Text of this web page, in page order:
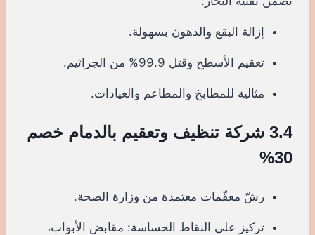
إزالة البقع والدهون بسهولة.
تعقيم الأسطح وقتل 99.9% من الجراثيم.
مثالية للمطابخ والمطاعم والعيادات.
3.4 شركة تنظيف وتعقيم بالدمام خصم
30%
رشّ معقّمات معتمدة من وزارة الصحة.
تركيز على النقاط الحساسة: مقابض الأبواب،